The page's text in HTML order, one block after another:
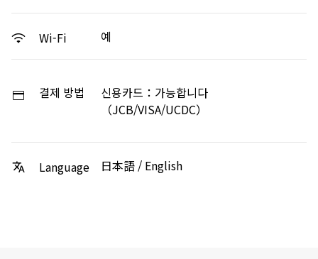
Wi-Fi 예
결제 방법
신용카드：가능합니다
（JCB/VISA/UCDC）
Language 日本語 / English